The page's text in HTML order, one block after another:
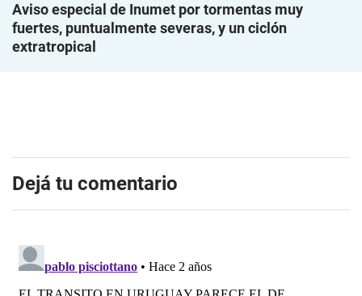
Aviso especial de Inumet por tormentas muy
fuertes, puntualmente severas, y un ciclón
extratropical
Dejá tu comentario